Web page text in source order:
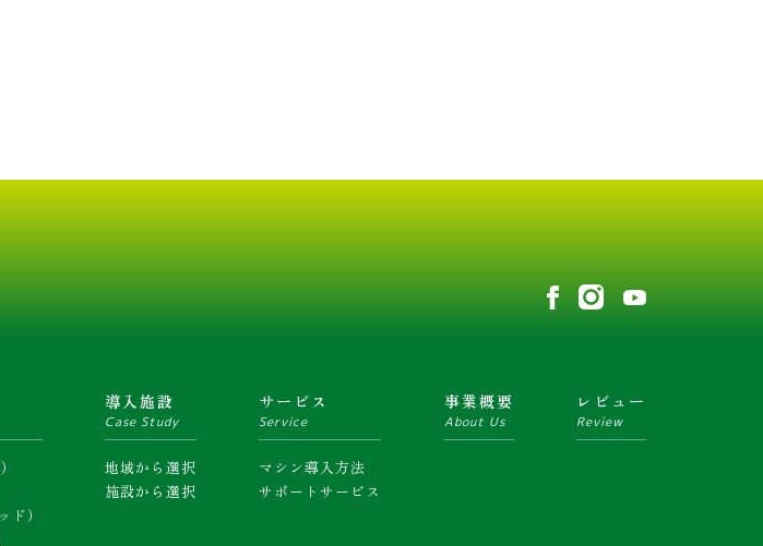
）
導入施設
Case Study
地域から選択
施設から選択
サービス
Service
マシン導入方法
サポートサービス
事業概要
About Us
レビュー
Review